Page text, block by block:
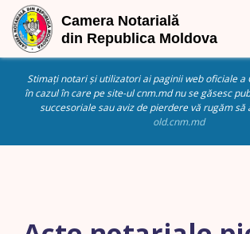
Stimați notari și utilizatori ai paginii web oficiale a
în cazul în care pe site-ul cnm.md nu se găsesc
succesoriale sau aviz de pierdere vă rugăm să
old.cnm.md